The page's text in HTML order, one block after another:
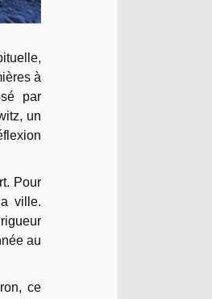
à
par
un
Pour
ville.
au
ce